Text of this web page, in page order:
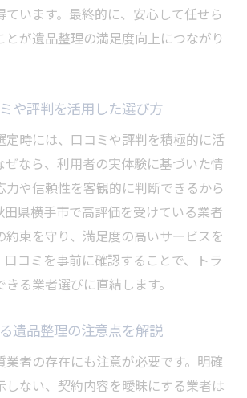
ています。最終的に、安心して任せら
とが遺品整理の満足度向上につながり
や評判を活用した選び方
定時には、口コミや評判を積極的に活
ぜなら、利用者の実体験に基づいた情
力や信頼性を客観的に判断できるから
田県横手市で高評価を受けている業者
約束を守り、満足度の高いサービスを
口コミを事前に確認することで、トラ
る業者選びに直結します。
遺品整理の注意点を解説
業者の存在にも注意が必要です。明確
しない、契約内容を曖昧にする業者は